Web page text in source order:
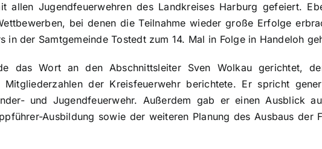
allen Jugendfeuerwehren des Landkreises Harburg gefeiert.
bei denen die Teilnahme wieder große Erfolge
in der Samtgemeinde Tostedt zum 14. Mal in Folge in Handeloh
das Wort an den Abschnittsleiter Sven Wolkau gerichtet,
Mitgliederzahlen der Kreisfeuerwehr berichtete. Er spricht
und Jugendfeuerwehr. Außerdem gab er einen Ausblick
Ausbildung sowie der weiteren Planung des Ausbaus der